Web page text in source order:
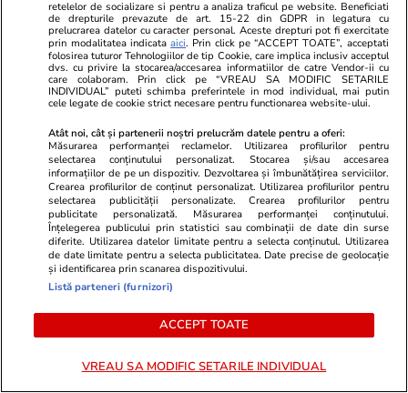
Știri Locale 15:56
Îmbulzeală și bătaie pe promoții la
deschiderea magazinului lui Călin Donca din
București. O femeie a fost luată cu ambulanța
Ştiri 12:00
Cine este Loic Matrier, hackerul care ar fi scos
la vânzare datele Cadastrului din România.
Afirmă că a găsit parole precum „passw0rd”
sau „Pan4:mea”
Fotbal 22:04
La ce oră e Franța – Anglia, finala mică de la
Mondialul de fotbal și cine transmite la TV /
retelelor de socializare si pentru a analiza traficul pe website. Beneficiati
de drepturile prevazute de art. 15-22 din GDPR in legatura cu
prelucrarea datelor cu caracter personal. Aceste drepturi pot fi exercitate
prin modalitatea indicataaici. Prin click pe “ACCEPT TOATE”, acceptati
folosirea tuturor Tehnologiilor de tip Cookie, care implica inclusiv acceptul
dvs. cu privire la stocarea/accesarea informatiilor de catre Vendor-ii cu
care colaboram. Prin click pe “VREAU SA MODIFIC SETARILE
INDIVIDUAL” puteti schimba preferintele in mod individual, mai putin
cele legate de cookie strict necesare pentru functionarea website-ului.
Atât noi, cât și partenerii noștri prelucrăm datele pentru a oferi:
Măsurarea performanței reclamelor. Utilizarea profilurilor pentru
selectarea conținutului personalizat. Stocarea și/sau accesarea
informațiilor de pe un dispozitiv. Dezvoltarea și îmbunătățirea serviciilor.
Crearea profilurilor de conținut personalizat. Utilizarea profilurilor pentru
selectarea publicității personalizate. Crearea profilurilor pentru
publicitate personalizată. Măsurarea performanței conținutului.
Înțelegerea publicului prin statistici sau combinații de date din surse
diferite. Utilizarea datelor limitate pentru a selecta conținutul. Utilizarea
de date limitate pentru a selecta publicitatea. Date precise de geolocație
și identificarea prin scanarea dispozitivului.
Listă parteneri (furnizori)
ACCEPT TOATE
VREAU SA MODIFIC SETARILE INDIVIDUAL